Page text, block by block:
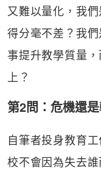
又難以量化，我
得分毫不差？我
事提升教學質量
上？
第2問：危機還
自筆者投身教育
校不會因為失去